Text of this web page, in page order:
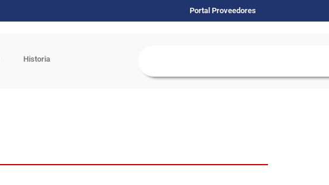
Portal Proveedores
Historia